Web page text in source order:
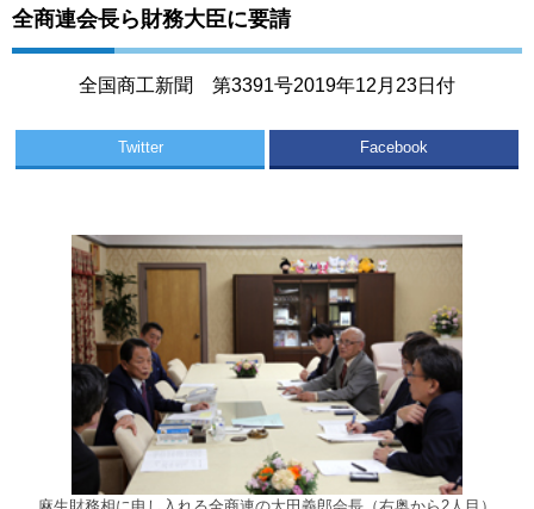
全商連会長ら財務大臣に要請
全国商工新聞 第3391号2019年12月23日付
Twitter Facebook